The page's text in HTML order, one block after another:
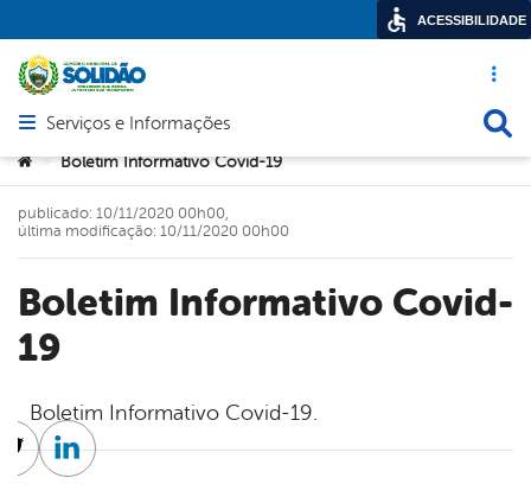
Acesso
Abrir menu principal de navegação
Serviços e Informações
Você está aqui:
> Boletim Informativo Covid-19
Boletim Informativo Covid-
19
publicado: 10/11/2020 00h00,
última modificação: 10/11/2020 00h00
Boletim Informativo Covid-19.
TwitterLinkedin
ACESSIBILIDADE